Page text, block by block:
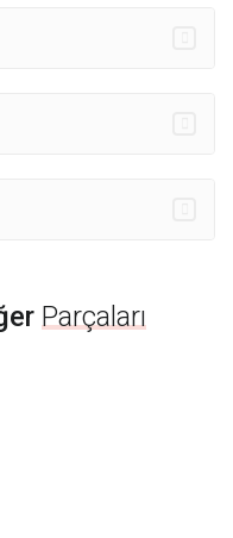
Parçaları